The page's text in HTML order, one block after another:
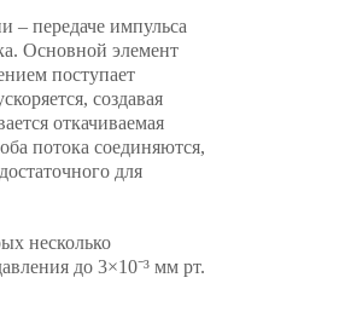
– передаче импульса
Основной элемент
поступает
создавая
откачиваемая
потока соединяются,
для
несколько
до 3×10⁻³ мм рт.